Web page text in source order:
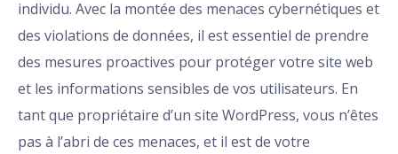
individu. Avec la montée des menaces cybernétiques et
des violations de données, il est essentiel de prendre
des mesures proactives pour protéger votre site web
et les informations sensibles de vos utilisateurs. En
tant que propriétaire d’un site WordPress, vous n’êtes
pas à l’abri de ces menaces, et il est de votre